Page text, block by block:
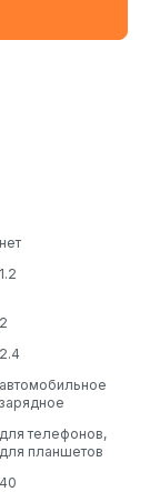
нет
1.2
2
2.4
автомобильное
зарядное
для телефонов,
для планшетов
40